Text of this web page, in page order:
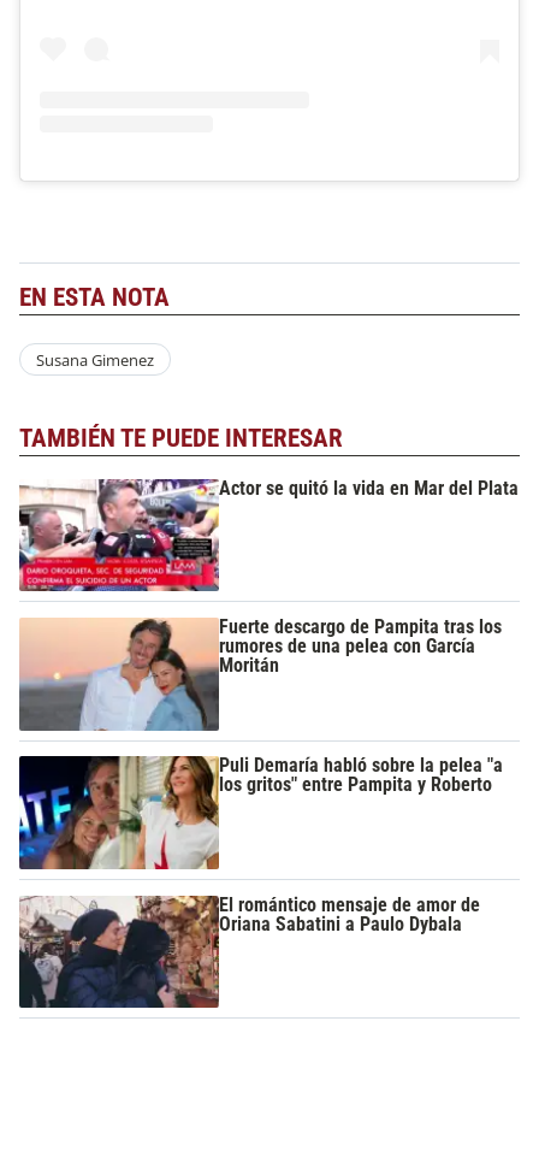
EN ESTA NOTA
Susana Gimenez
TAMBIÉN TE PUEDE INTERESAR
Actor se quitó la vida en Mar del Plata
Fuerte descargo de Pampita tras los
rumores de una pelea con García
Moritán
Puli Demaría habló sobre la pelea "a
los gritos" entre Pampita y Roberto
El romántico mensaje de amor de
Oriana Sabatini a Paulo Dybala